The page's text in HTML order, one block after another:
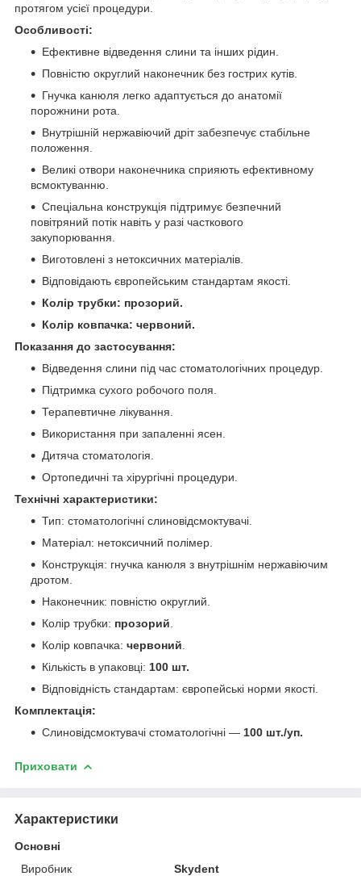
протягом усієї процедури.
Особливості:
Ефективне відведення слини та інших рідин.
Повністю округлий наконечник без гострих кутів.
Гнучка канюля легко адаптується до анатомії
порожнини рота.
Внутрішній нержавіючий дріт забезпечує стабільне
положення.
Великі отвори наконечника сприяють ефективному
всмоктуванню.
Спеціальна конструкція підтримує безпечний
повітряний потік навіть у разі часткового
закупорювання.
Виготовлені з нетоксичних матеріалів.
Відповідають європейським стандартам якості.
Колір трубки: прозорий.
Колір ковпачка: червоний.
Показання до застосування:
Відведення слини під час стоматологічних процедур.
Підтримка сухого робочого поля.
Терапевтичне лікування.
Використання при запаленні ясен.
Дитяча стоматологія.
Ортопедичні та хірургічні процедури.
Технічні характеристики:
Тип: стоматологічні слиновідсмоктувачі.
Матеріал: нетоксичний полімер.
Конструкція: гнучка канюля з внутрішнім нержавіючим
дротом.
Наконечник: повністю округлий.
Колір трубки: прозорий
Колір ковпачка: червоний
Кількість в упаковці: 100 шт.
Відповідність стандартам: європейські норми якості.
Комплектація:
Слиновідсмоктувачі стоматологічні — 100 шт./уп.
Приховати
Характеристики
Основні
Виробник
Skydent